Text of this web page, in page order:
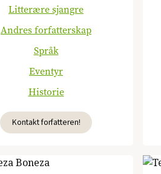
Litterære sjangre
Andres forfatterskap
Språk
Eventyr
Historie
Kontakt forfatteren!